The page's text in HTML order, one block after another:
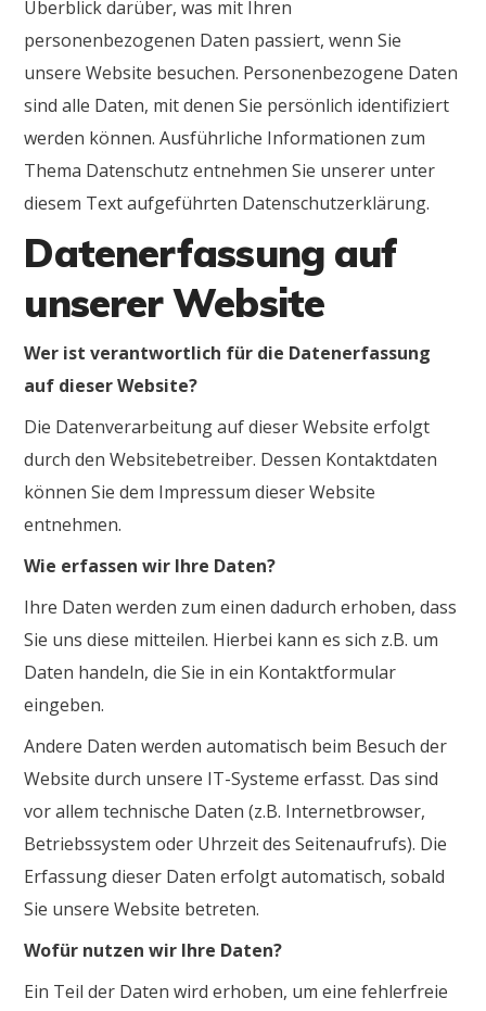
Überblick darüber, was mit Ihren
personenbezogenen Daten passiert, wenn Sie
unsere Website besuchen. Personenbezogene Daten
sind alle Daten, mit denen Sie persönlich identifiziert
werden können. Ausführliche Informationen zum
Thema Datenschutz entnehmen Sie unserer unter
diesem Text aufgeführten Datenschutzerklärung.
Datenerfassung auf
unserer Website
Wer ist verantwortlich für die Datenerfassung
auf dieser Website?
Die Datenverarbeitung auf dieser Website erfolgt
durch den Websitebetreiber. Dessen Kontaktdaten
können Sie dem Impressum dieser Website
entnehmen.
Wie erfassen wir Ihre Daten?
Ihre Daten werden zum einen dadurch erhoben, dass
Sie uns diese mitteilen. Hierbei kann es sich z.B. um
Daten handeln, die Sie in ein Kontaktformular
eingeben.
Andere Daten werden automatisch beim Besuch der
Website durch unsere IT-Systeme erfasst. Das sind
vor allem technische Daten (z.B. Internetbrowser,
Betriebssystem oder Uhrzeit des Seitenaufrufs). Die
Erfassung dieser Daten erfolgt automatisch, sobald
Sie unsere Website betreten.
Wofür nutzen wir Ihre Daten?
Ein Teil der Daten wird erhoben, um eine fehlerfreie